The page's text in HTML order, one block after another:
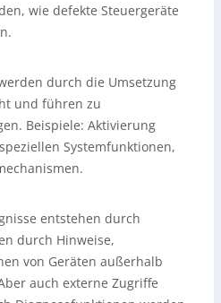
wie defekte Steuergeräte
durch die Umsetzung
und führen zu
Beispiele: Aktivierung
Systemfunktionen,
entstehen durch
durch Hinweise,
von Geräten außerhalb
auch externe Zugriffe